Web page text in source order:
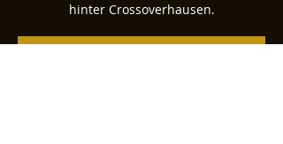
hinter Crossoverhausen.